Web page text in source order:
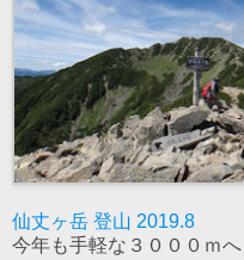
仙丈ヶ岳 登山 2019.8
今年も手軽な３０００ｍへ